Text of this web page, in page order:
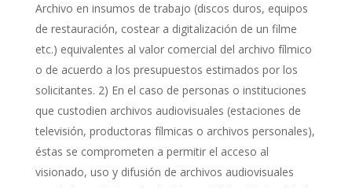
Archivo en insumos de trabajo (discos duros, equipos
de restauración, costear a digitalización de un filme
etc.) equivalentes al valor comercial del archivo fílmico
o de acuerdo a los presupuestos estimados por los
solicitantes. 2) En el caso de personas o instituciones
que custodien archivos audiovisuales (estaciones de
televisión, productoras fílmicas o archivos personales),
éstas se comprometen a permitir el acceso al
visionado, uso y difusión de archivos audiovisuales